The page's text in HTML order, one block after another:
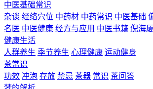
中医基础常识
杂谈 经络穴位 中药材 中药常识 中医基础
名医 中医健康 经方与应用 中医书籍 倪海厦
健康生活
人群养生 季节养生 心理健康 运动健身
茶常识
功效 冲泡 存放 禁忌 茶器 常识 茶问答